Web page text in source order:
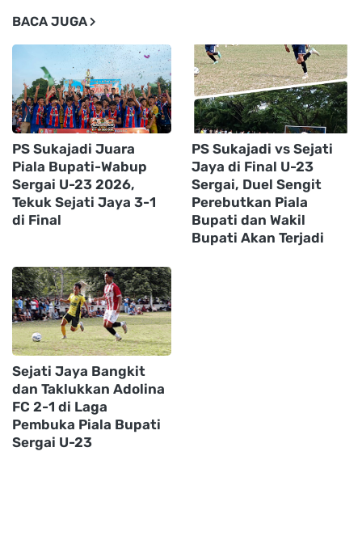
BACA JUGA
PS Sukajadi Juara
Piala Bupati-Wabup
Sergai U-23 2026,
Tekuk Sejati Jaya 3-1
di Final
PS Sukajadi vs Sejati
Jaya di Final U-23
Sergai, Duel Sengit
Perebutkan Piala
Bupati dan Wakil
Bupati Akan Terjadi
Sejati Jaya Bangkit
dan Taklukkan Adolina
FC 2-1 di Laga
Pembuka Piala Bupati
Sergai U-23